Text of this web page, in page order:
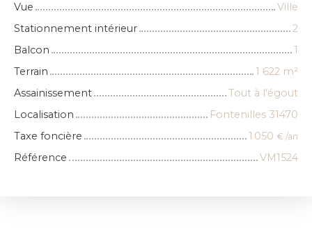
Vue
Ville
Stationnement intérieur
2
Balcon
1
Terrain
1 622 m²
Assainissement
Tout à l'égout
Localisation
Fontenilles 31470
Taxe foncière
1 050 € /an
Référence VM1524